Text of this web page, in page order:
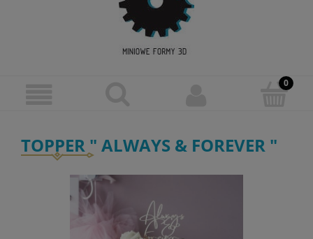
TOPPER " ALWAYS & FOREVER "